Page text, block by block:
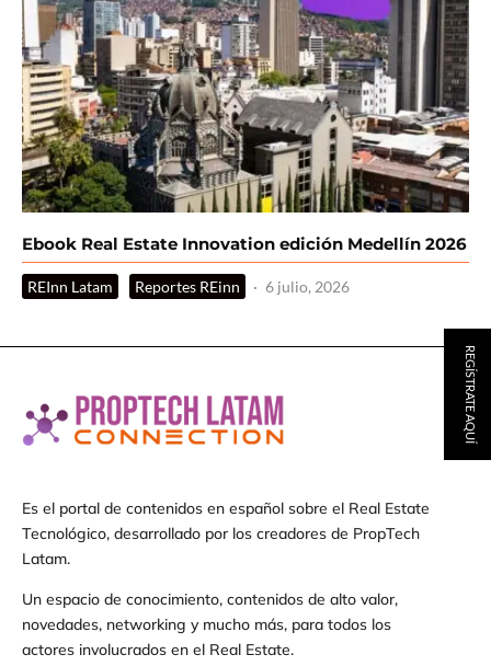
Ebook Real Estate Innovation edición Medellín 2026
REInn Latam Reportes REinn · 6 julio, 2026
Es el portal de contenidos en español sobre el Real Estate
Tecnológico, desarrollado por los creadores de PropTech
Latam.
Un espacio de conocimiento, contenidos de alto valor,
novedades, networking y mucho más, para todos los
actores involucrados en el Real Estate.
REGÍSTRATE AQUÍ